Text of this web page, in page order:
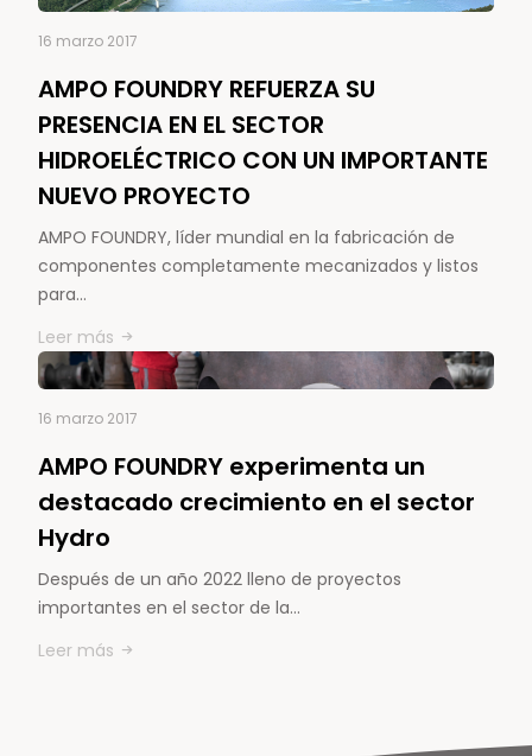
16 marzo 2017
AMPO FOUNDRY REFUERZA SU
PRESENCIA EN EL SECTOR
HIDROELÉCTRICO CON UN IMPORTANTE
NUEVO PROYECTO
AMPO FOUNDRY, líder mundial en la fabricación de
componentes completamente mecanizados y listos
para…
Leer más
16 marzo 2017
AMPO FOUNDRY experimenta un
destacado crecimiento en el sector
Hydro
Después de un año 2022 lleno de proyectos
importantes en el sector de la…
Leer más